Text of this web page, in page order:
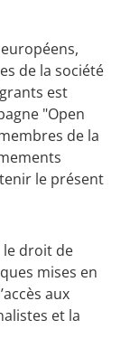
de la société
est
"Open
de la
le présent
le droit de
mises en
aux
et la